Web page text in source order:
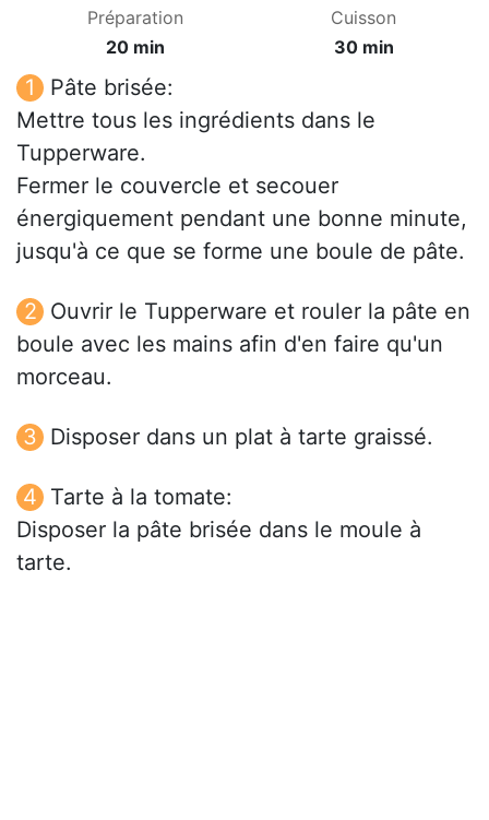
Préparation
20 min
Cuisson
30 min
Pâte brisée:
Mettre tous les ingrédients dans le
Tupperware.
Fermer le couvercle et secouer
énergiquement pendant une bonne minute,
jusqu'à ce que se forme une boule de pâte.
Ouvrir le Tupperware et rouler la pâte en
boule avec les mains afin d'en faire qu'un
morceau.
Disposer dans un plat à tarte graissé.
Tarte à la tomate:
Disposer la pâte brisée dans le moule à
tarte.